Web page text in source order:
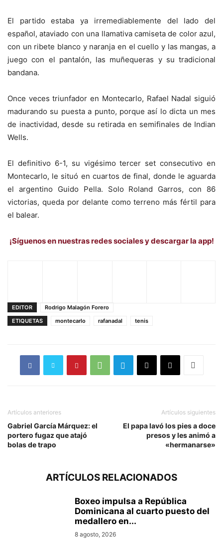
El partido estaba ya irremediablemente del lado del
español, ataviado con una llamativa camiseta de color azul,
con un ribete blanco y naranja en el cuello y las mangas, a
juego con el pantalón, las muñequeras y su tradicional
bandana.
Once veces triunfador en Montecarlo, Rafael Nadal siguió
madurando su puesta a punto, porque así lo dicta un mes
de inactividad, desde su retirada en semifinales de Indian
Wells.
El definitivo 6-1, su vigésimo tercer set consecutivo en
Montecarlo, le situó en cuartos de final, donde le aguarda
el argentino Guido Pella. Solo Roland Garros, con 86
victorias, queda por delante como terreno más fértil para
el balear.
¡Síguenos en nuestras redes sociales y descargar la app!
EDITOR
Rodrigo Malagón Forero
ETIQUETAS
montecarlo rafanadal tenis
Artículos anteriores
Gabriel García Márquez: el
portero fugaz que atajó
bolas de trapo
Artículos siguientes
El papa lavó los pies a doce
presos y les animó a
«hermanarse»
ARTÍCULOS RELACIONADOS
Boxeo impulsa a República
Dominicana al cuarto puesto del
medallero en...
8 agosto, 2026